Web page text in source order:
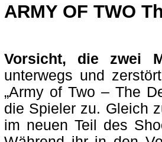
ARMY OF TWO
Vorsicht, die zwei
unterwegs und
„Army of Two – The
die Spieler zu. Gleich
im neuen Teil des